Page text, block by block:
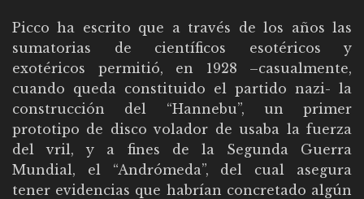
Picco ha escrito que a través de los años las
sumatorias de científicos esotéricos y
exotéricos permitió, en 1928 –casualmente,
cuando queda constituido el partido nazi- la
construcción del “Hannebu”, un primer
prototipo de disco volador de usaba la fuerza
del vril, y a fines de la Segunda Guerra
Mundial, el “Andrómeda”, del cual asegura
tener evidencias que habrían concretado algún